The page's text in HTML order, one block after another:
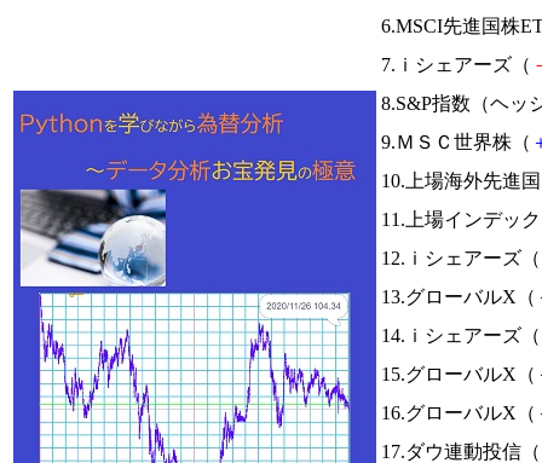
6.MSCI先進国株
7.ｉシェアーズ（
8.S&P指数（ヘッ
9.ＭＳＣ世界株（
10.上場海外先進
11.上場インデッ
12.ｉシェアーズ（
13.グローバルX（
14.ｉシェアーズ（
15.グローバルX（
16.グローバルX（
17.ダウ連動投信（